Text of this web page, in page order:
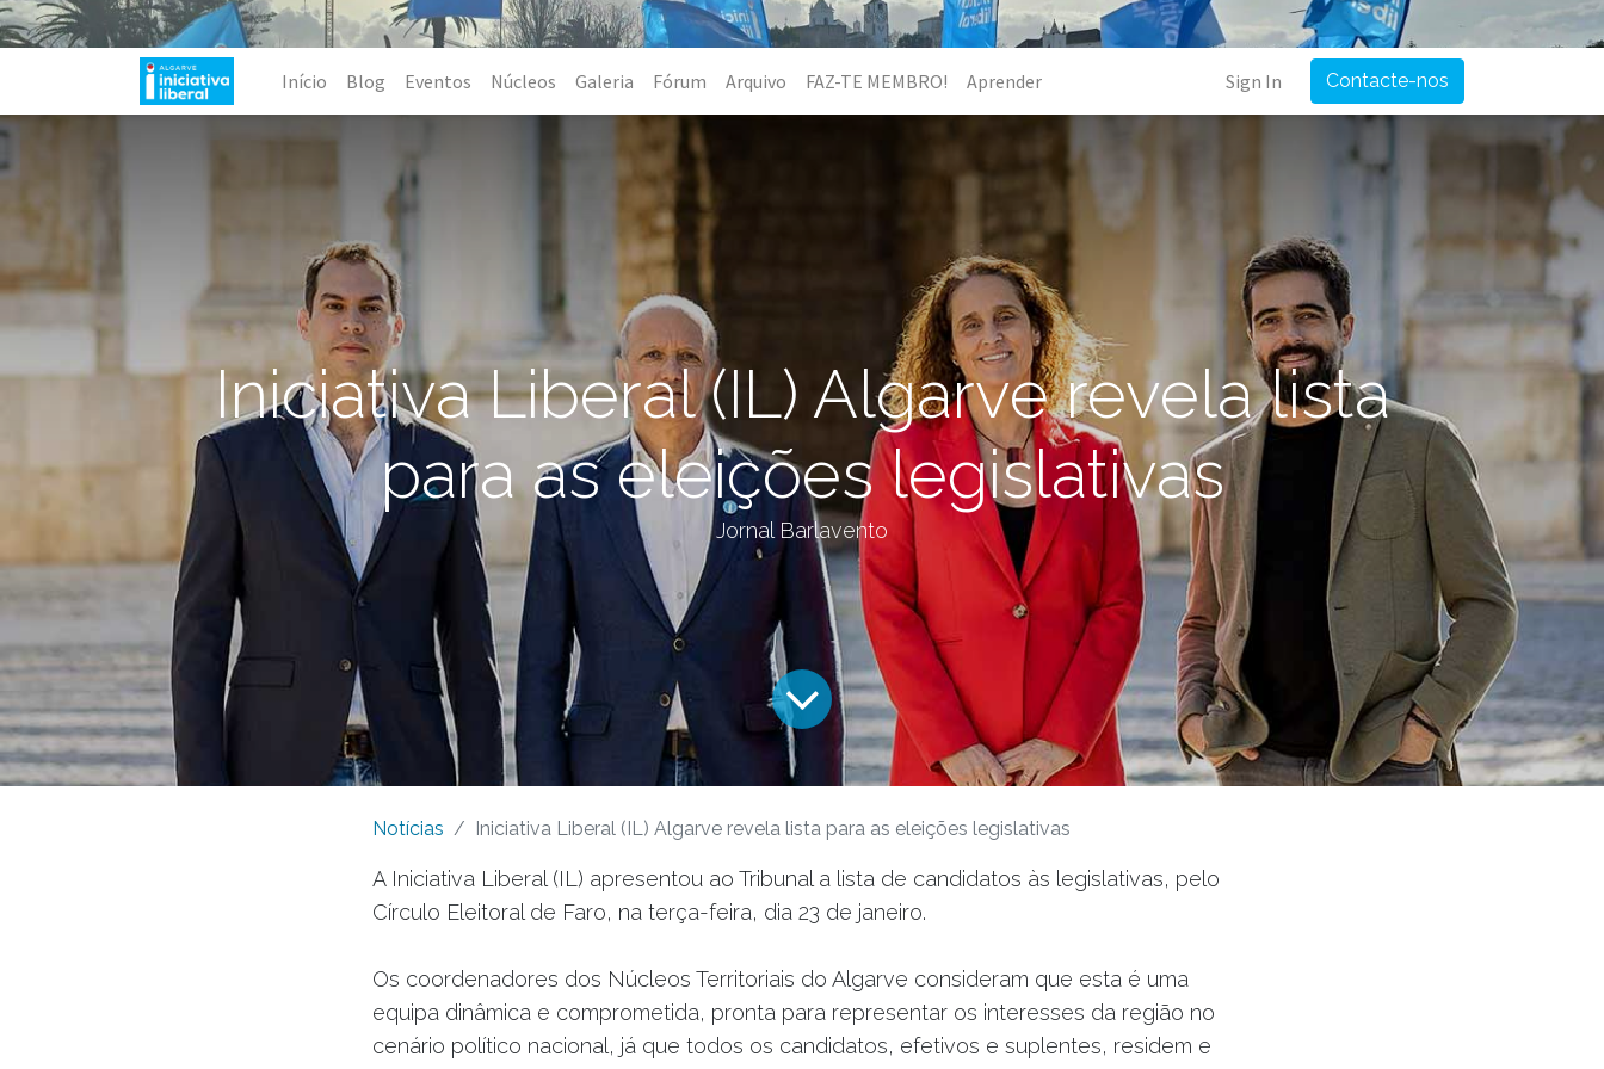
Início Blog Eventos Núcleos Galeria Fórum Arquivo FAZ-TE MEMBRO! Aprender Sign In Contacte-nos
Iniciativa Liberal (IL) Algarve revela lista
para as eleições legislativas
Jornal Barlavento
Notícias Iniciativa Liberal (IL) Algarve revela lista para as eleições legislativas
A Iniciativa Liberal (IL) apresentou ao Tribunal a lista de candidatos às legislativas, pelo
Círculo Eleitoral de Faro, na terça-feira, dia 23 de janeiro.
Os coordenadores dos Núcleos Territoriais do Algarve consideram que esta é uma
equipa dinâmica e comprometida, pronta para representar os interesses da região no
cenário político nacional, já que todos os candidatos, efetivos e suplentes, residem e